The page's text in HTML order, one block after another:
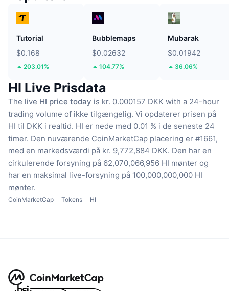
Tutorial
$0.168
203.01%
Bubblemaps
$0.02632
104.77%
Mubarak
$0.01942
36.06%
HI Live Prisdata
The live HI price today is kr. 0.000157 DKK with a 24-hour
trading volume of ikke tilgængelig. Vi opdaterer prisen på
HI til DKK i realtid. HI er nede med 0.01 % i de seneste 24
timer. Den nuværende CoinMarketCap placering er #1661,
med en markedsværdi på kr. 9,772,884 DKK. Den har en
cirkulerende forsyning på 62,070,066,956 HI mønter og
har en maksimal live-forsyning på 100,000,000,000 HI
mønter.
CoinMarketCap Tokens HI